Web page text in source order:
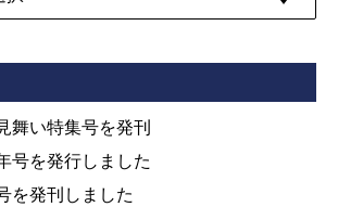
舞い特集号を発刊
号を発行しました
を発刊しました